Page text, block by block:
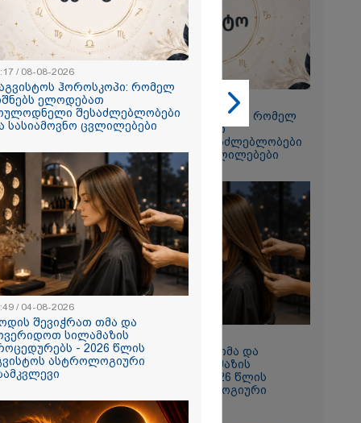
რომ ჩვენი
ერთად
-
18 წლის
ემოციურ
3 პირი, მათ
9 აგვისტოს ჰოროსკოპი: რომელ
ნიშნებს ელოდებათ
მოულოდნელი შესაძლებლობები
და სასიამოვნო ცვლილებები
10:49 / 04-08-2026
როდის შევიჭრათ თმა და
მოვერიდოთ სილამაზის
პროცედურებს - 2026 წლის
აგვისტოს ასტროლოგიური
გზამკვლევი
/ 08-08-2026
ჰოროსკოპი: რომელ
ელოდებათ
შესაძლებლობები
სასიამოვნო ცვლილებები
/ 04-08-2026
შევიჭრათ თმა და
სილამაზის
- 2026 წლის
ასტროლოგიური